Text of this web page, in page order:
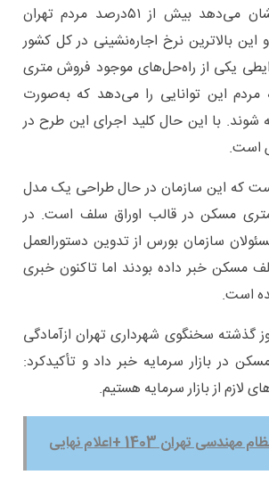
آنطور که آمارها نشان می‌دهد بیش از ۵۱درصد مردم تهران
این بالاترین نرخ اجاره‌نشینی در کل کشور
یکی از راه‌حل‌های موجود فروش متری
این توانایی را می‌دهد که به‌صورت
با این حال کلید اجرای این طرح در
است.
که این سازمان در حال طراحی یک مدل
مسکن در قالب اوراق سلف است. در
سازمان بورس از تدوین دستورالعمل
مسکن خبر داده بودند اما تاکنون خبری
است.
گذشته سخنگوی شهرداری تهران ازآمادگی
در بازار سرمایه خبر داد و تأکیدکرد:
لازم از بازار سرمایه هستیم.
تهران 1403 +اعلام نهایی